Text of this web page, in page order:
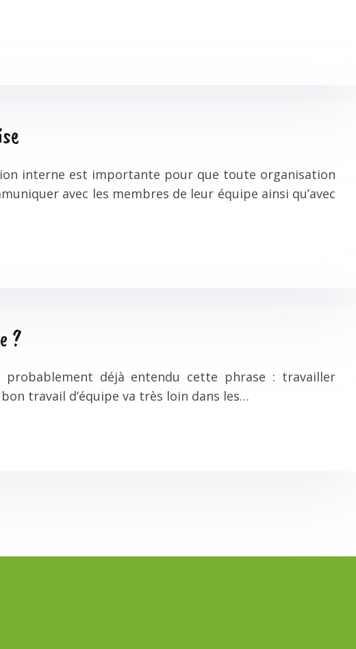
interne est importante pour que toute organisation
avec les membres de leur équipe ainsi qu’avec
?
probablement déjà entendu cette phrase : travailler
travail d’équipe va très loin dans les…